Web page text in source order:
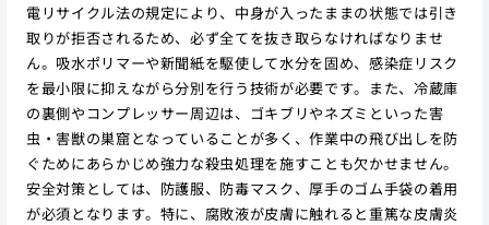
電リサイクル法の規定により、中身が入ったままの状態では引き
取りが拒否されるため、必ず全てを抜き取らなければなりませ
ん。吸水ポリマーや新聞紙を駆使して水分を固め、感染症リスク
を最小限に抑えながら分別を行う技術が必要です。また、冷蔵庫
の裏側やコンプレッサー周辺は、ゴキブリやネズミといった害
虫・害獣の巣窟となっていることが多く、作業中の飛び出しを防
ぐためにあらかじめ強力な殺虫処理を施すことも欠かせません。
安全対策としては、防護服、防毒マスク、厚手のゴム手袋の着用
が必須となります。特に、腐敗液が皮膚に触れると重篤な皮膚炎